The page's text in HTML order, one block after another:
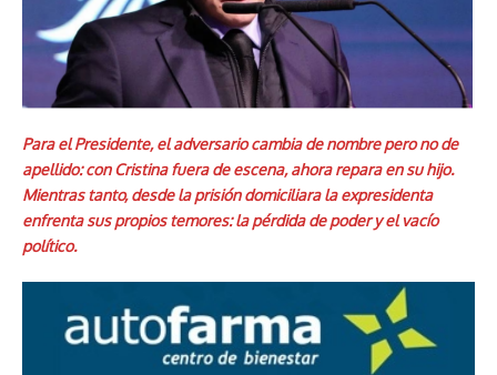
Para el Presidente, el adversario cambia de nombre pero no de
apellido: con Cristina fuera de escena, ahora repara en su hijo.
Mientras tanto, desde la prisión domiciliara la expresidenta
enfrenta sus propios temores: la pérdida de poder y el vacío
político.